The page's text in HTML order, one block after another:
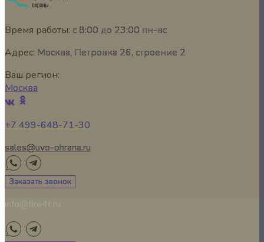
Время работы: с 8:00 до 23:00 пн-вс
Адрес: Москва, Петровка 26, строение 2
Ваш регион:
Москва
+7 499-648-71-30
sales@uvo-ohrana.ru
Заказать звонок
info@fire4t.ru